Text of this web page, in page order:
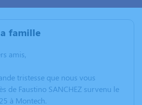
famille
amis,
tristesse que nous vous
de Faustino SANCHEZ survenu le
à Montech.